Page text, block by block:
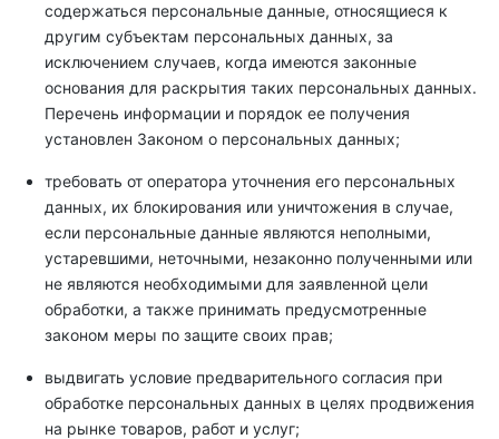
содержаться персональные данные, относящиеся к
другим субъектам персональных данных, за
исключением случаев, когда имеются законные
основания для раскрытия таких персональных данных.
Перечень информации и порядок ее получения
установлен Законом о персональных данных;
требовать от оператора уточнения его персональных
данных, их блокирования или уничтожения в случае,
если персональные данные являются неполными,
устаревшими, неточными, незаконно полученными или
не являются необходимыми для заявленной цели
обработки, а также принимать предусмотренные
законом меры по защите своих прав;
выдвигать условие предварительного согласия при
обработке персональных данных в целях продвижения
на рынке товаров, работ и услуг;